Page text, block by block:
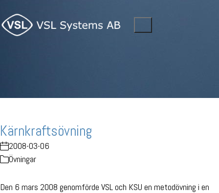
Kärnkraftsövning
2008-03-06
Övningar
Den 6 mars 2008 genomförde VSL och KSU en metodövning i en